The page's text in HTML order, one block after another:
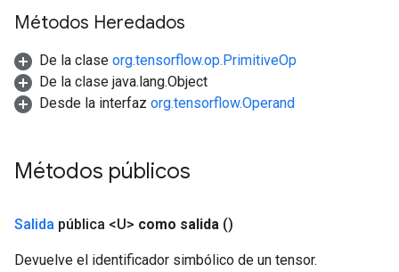
Métodos Heredados
De la clase org.tensorflow.op.PrimitiveOp
De la clase java.lang.Object
Desde la interfaz org.tensorflow.Operand
Métodos públicos
Salida pública <U> como salida ()
Devuelve el identificador simbólico de un tensor.